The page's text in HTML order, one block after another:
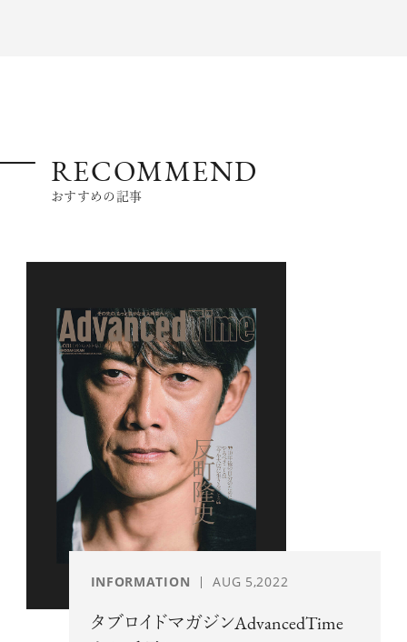
RECOMMEND
おすすめの記事
INFORMATION AUG 5,2022
タブロイドマガジンAdvancedTime